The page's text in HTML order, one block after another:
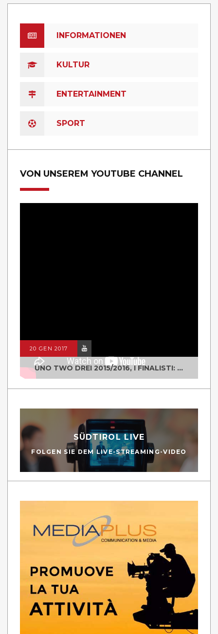
INFORMATIONEN
KULTUR
ENTERTAINMENT
SPORT
VON UNSEREM YOUTUBE CHANNEL
20 GEN 2017
UNO TWO DREI 2015/2016, I FINALISTI: CLASSE IV ALS ISTITUTO "DEGASPERI" BORGO VALSUGANA
SÜDTIROL LIVE
FOLGEN SIE DEM LIVE-STREAMING-VIDEO